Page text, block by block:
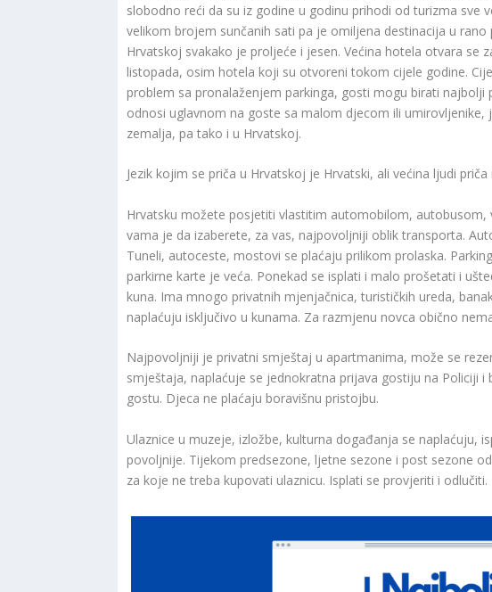
slobodno reći da su iz godine u godinu prihodi od turizma sve
velikom brojem sunčanih sati pa je omiljena destinacija u
Hrvatskoj svakako je proljeće i jesen. Većina hotela otvara se
listopada, osim hotela koji su otvoreni tokom cijele godine.
problem sa pronalaženjem parkinga, gosti mogu birati
odnosi uglavnom na goste sa malom djecom ili
zemalja, pa tako i u Hrvatskoj.
Jezik kojim se priča u Hrvatskoj je Hrvatski, ali većina ljudi
Hrvatsku možete posjetiti vlastitim automobilom,
vama je da izaberete, za vas, najpovoljniji oblik transporta.
Tuneli, autoceste, mostovi se plaćaju prilikom prolaska.
parkirne karte je veća. Ponekad se isplati i malo prošetati i
kuna. Ima mnogo privatnih mjenjačnica, turističkih ureda,
naplaćuju isključivo u kunama. Za razmjenu novca obično
Najpovoljniji je privatni smještaj u apartmanima, može se
smještaja, naplaćuje se jednokratna prijava gostiju na Policiji
gostu. Djeca ne plaćaju boravišnu pristojbu.
Ulaznice u muzeje, izložbe, kulturna događanja se naplaćuju,
povoljnije. Tijekom predsezone, ljetne sezone i post sezone
za koje ne treba kupovati ulaznicu. Isplati se provjeriti i odlučiti.